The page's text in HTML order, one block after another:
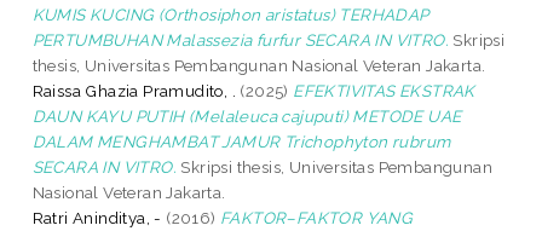
KUMIS KUCING (Orthosiphon aristatus) TERHADAP
PERTUMBUHAN Malassezia furfur SECARA IN VITRO. Skripsi
thesis, Universitas Pembangunan Nasional Veteran Jakarta.
Raissa Ghazia Pramudito, .
(2025) EFEKTIVITAS EKSTRAK
DAUN KAYU PUTIH (Melaleuca cajuputi) METODE UAE
DALAM MENGHAMBAT JAMUR Trichophyton rubrum
SECARA IN VITRO. Skripsi thesis, Universitas Pembangunan
Nasional Veteran Jakarta.
Ratri Aninditya, - (2016) FAKTOR–FAKTOR YANG